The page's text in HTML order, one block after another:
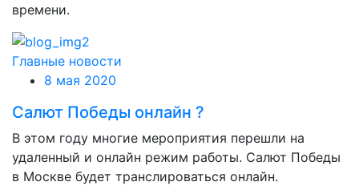
времени.
Главные новости
8 мая 2020
Салют Победы онлайн ?
В этом году многие мероприятия перешли на
удаленный и онлайн режим работы. Салют Победы
в Москве будет транслироваться онлайн.